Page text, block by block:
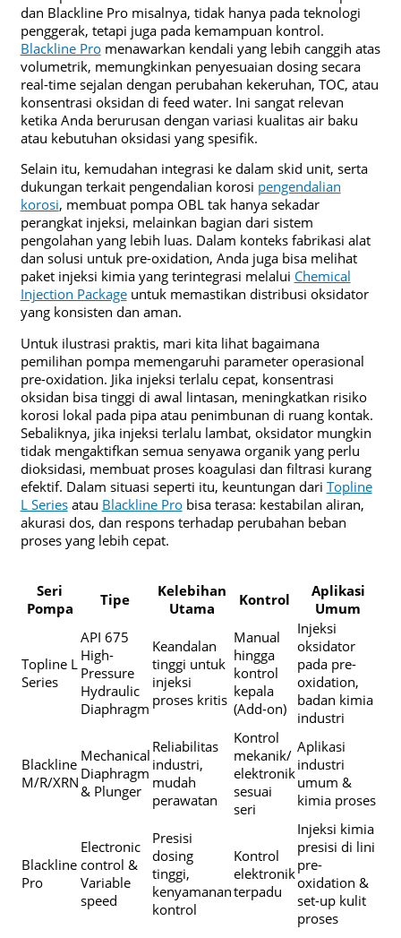
dan Blackline Pro misalnya, tidak hanya pada teknologi
penggerak, tetapi juga pada kemampuan kontrol.
Blackline Promenawarkan kendali yang lebih canggih atas
volumetrik, memungkinkan penyesuaian dosing secara
real-time sejalan dengan perubahan kekeruhan, TOC, atau
konsentrasi oksidan di feed water. Ini sangat relevan
ketika Anda berurusan dengan variasi kualitas air baku
atau kebutuhan oksidasi yang spesifik.
Selain itu, kemudahan integrasi ke dalam skid unit, serta
dukungan terkait pengendalian korosi pengendalian
korosi, membuat pompa OBL tak hanya sekadar
perangkat injeksi, melainkan bagian dari sistem
pengolahan yang lebih luas. Dalam konteks fabrikasi alat
dan solusi untuk pre-oxidation, Anda juga bisa melihat
paket injeksi kimia yang terintegrasi melalui Chemical
Injection Packageuntuk memastikan distribusi oksidator
yang konsisten dan aman.
Untuk ilustrasi praktis, mari kita lihat bagaimana
pemilihan pompa memengaruhi parameter operasional
pre-oxidation. Jika injeksi terlalu cepat, konsentrasi
oksidan bisa tinggi di awal lintasan, meningkatkan risiko
korosi lokal pada pipa atau penimbunan di ruang kontak.
Sebaliknya, jika injeksi terlalu lambat, oksidator mungkin
tidak mengaktifkan semua senyawa organik yang perlu
dioksidasi, membuat proses koagulasi dan filtrasi kurang
efektif. Dalam situasi seperti itu, keuntungan dari Topline
L Seriesatau Blackline Probisa terasa: kestabilan aliran,
akurasi dos, dan respons terhadap perubahan beban
proses yang lebih cepat.
Seri
Pompa
Tipe
Kelebihan
Utama
Kontrol
Aplikasi
Umum
Topline L
Series
API 675
High-
Pressure
Hydraulic
Diaphragm
Keandalan
tinggi untuk
injeksi
proses kritis
Manual
hingga
kontrol
kepala
(Add-on)
Injeksi
oksidator
pada pre-
oxidation,
badan kimia
industri
Blackline
M/R/XRN
Mechanical
Diaphragm
& Plunger
Reliabilitas
industri,
mudah
perawatan
Kontrol
mekanik/
elektronik
sesuai
seri
Aplikasi
industri
umum &
kimia proses
Blackline
Pro
Electronic
control &
Variable
speed
Presisi
dosing
tinggi,
kenyamanan
kontrol
Kontrol
elektronik
terpadu
Injeksi kimia
presisi di lini
pre-
oxidation &
set-up kulit
proses